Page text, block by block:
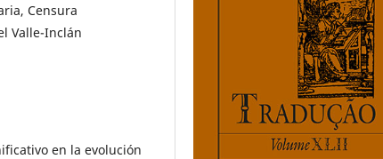
Censura
Valle-Inclán
en la evolución